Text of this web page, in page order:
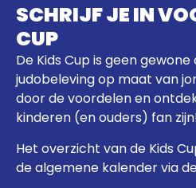
SCHRIJF JE IN
CUP
De Kids Cup is geen
judobeleving op maat van
door de voordelen en
kinderen (en ouders) fan
Het overzicht van de Kids
de algemene kalender via